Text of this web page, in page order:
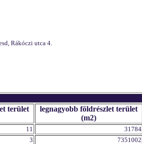
Rákóczi utca 4.
terület
legnagyobb földrészlet terület
(m2)
11 31784
3 7351002